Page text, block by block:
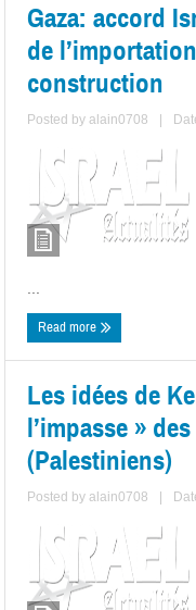
Gaza: accord
de
construction
Posted byalain0708
Read more
Les idées de
l’impasse »
(Palestiniens)
Posted byalain0708